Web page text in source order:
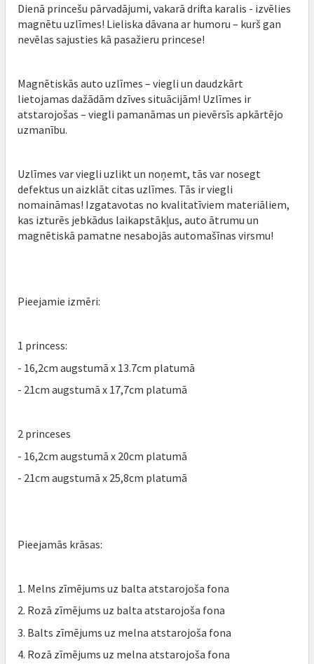
Dienā princešu pārvadājumi, vakarā drifta karalis - izvēlies
magnētu uzlīmes! Lieliska dāvana ar humoru – kurš gan
nevēlas sajusties kā pasažieru princese!
Magnētiskās auto uzlīmes – viegli un daudzkārt
lietojamas dažādām dzīves situācijām! Uzlīmes ir
atstarojošas – viegli pamanāmas un pievērsīs apkārtējo
uzmanību.
Uzlīmes var viegli uzlikt un noņemt, tās var nosegt
defektus un aizklāt citas uzlīmes. Tās ir viegli
nomaināmas! Izgatavotas no kvalitatīviem materiāliem,
kas izturēs jebkādus laikapstākļus, auto ātrumu un
magnētiskā pamatne nesabojās automašīnas virsmu!
Pieejamie izmēri:
1 princess:
- 16,2cm augstumā x 13.7cm platumā
- 21cm augstumā x 17,7cm platumā
2 princeses
- 16,2cm augstumā x 20cm platumā
- 21cm augstumā x 25,8cm platumā
Pieejamās krāsas:
1. Melns zīmējums uz balta atstarojoša fona
2. Rozā zīmējums uz balta atstarojoša fona
3. Balts zīmējums uz melna atstarojoša fona
4. Rozā zīmējums uz melna atstarojoša fona